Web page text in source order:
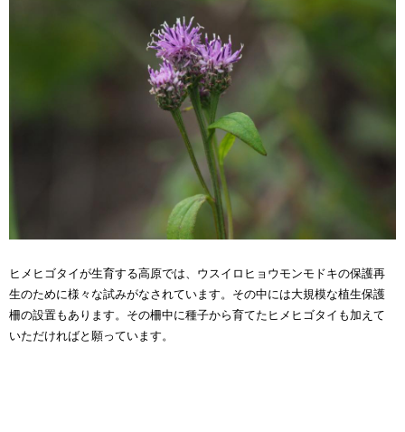
ヒメヒゴタイが生育する高原では、ウスイロヒョウモンモドキの保護再
生のために様々な試みがなされています。その中には大規模な植生保護
柵の設置もあります。その柵中に種子から育てたヒメヒゴタイも加えて
いただければと願っています。